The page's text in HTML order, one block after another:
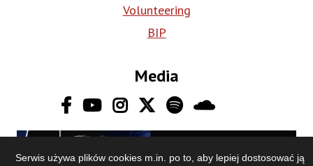
Serwis używa plików cookies m.in. po to, aby lepiej dostosować ją
Volunteering
BIP
Media